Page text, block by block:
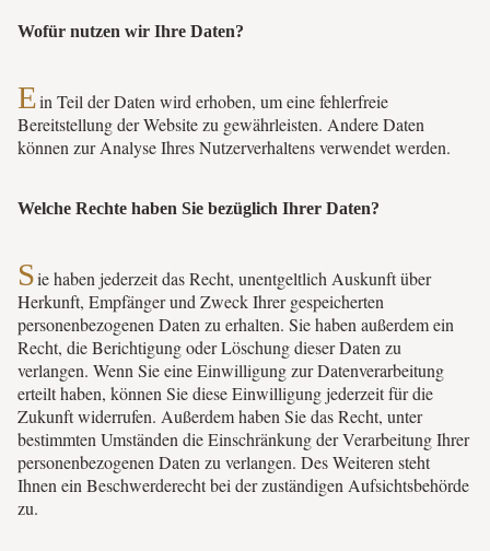
Wofür nutzen wir Ihre Daten?
Ein Teil der Daten wird erhoben, um eine fehlerfreie
Bereitstellung der Website zu gewährleisten. Andere Daten
können zur Analyse Ihres Nutzerverhaltens verwendet werden.
Welche Rechte haben Sie bezüglich Ihrer Daten?
Sie haben jederzeit das Recht, unentgeltlich Auskunft über
Herkunft, Empfänger und Zweck Ihrer gespeicherten
personenbezogenen Daten zu erhalten. Sie haben außerdem ein
Recht, die Berichtigung oder Löschung dieser Daten zu
verlangen. Wenn Sie eine Einwilligung zur Datenverarbeitung
erteilt haben, können Sie diese Einwilligung jederzeit für die
Zukunft widerrufen. Außerdem haben Sie das Recht, unter
bestimmten Umständen die Einschränkung der Verarbeitung Ihrer
personenbezogenen Daten zu verlangen. Des Weiteren steht
Ihnen ein Beschwerderecht bei der zuständigen Aufsichtsbehörde
zu.